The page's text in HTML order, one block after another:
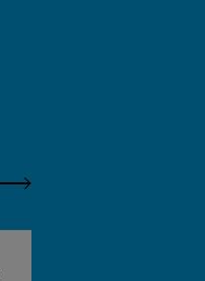
Siguiente Panel